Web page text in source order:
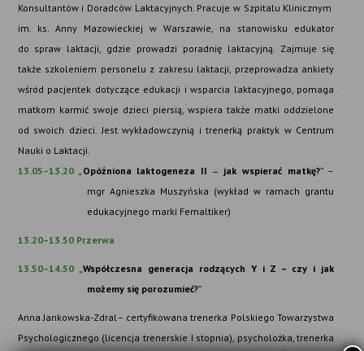
Konsultantów i Doradców Laktacyjnych. Pracuje w Szpitalu Klinicznym
im. ks. Anny Mazowieckiej w Warszawie, na stanowisku edukator
do spraw laktacji, gdzie prowadzi poradnię laktacyjną. Zajmuje się
także szkoleniem personelu z zakresu laktacji, przeprowadza ankiety
wśród pacjentek dotyczące edukacji i wsparcia laktacyjnego, pomaga
matkom karmić swoje dzieci piersią, wspiera także matki oddzielone
od swoich dzieci. Jest wykładowczynią i trenerką praktyk w Centrum
Nauki o Laktacji.
13.05–13.20„ Opóźniona laktogeneza II– jak wspierać matkę?” –
mgr Agnieszka Muszyńska (wykład w ramach grantu
edukacyjnego marki Femaltiker)
13.20–13.50 Przerwa
13.50–14.50„ Współczesna generacja rodzących Y i Z – czy i jak
możemy się porozumieć?”
Anna Jankowska-Zdral– certyfikowana trenerka Polskiego Towarzystwa
Psychologicznego (licencja trenerskie I stopnia), psycholożka, trenerka